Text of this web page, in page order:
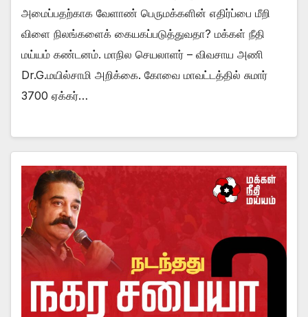
அமைப்பதற்காக வேளாண் பெருமக்களின் எதிர்ப்பை மீறி
விளை நிலங்களைக் கையகப்படுத்துவதா? மக்கள் நீதி
மய்யம் கண்டனம். மாநில செயலாளர் – விவசாய அணி
Dr.G.மயில்சாமி அறிக்கை. கோவை மாவட்டத்தில் சுமார்
3700 ஏக்கர்…